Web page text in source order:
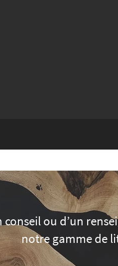
conseil ou d’un
notre gamme de